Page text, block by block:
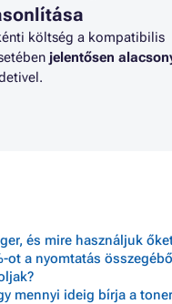
költség a kompatibilis
jelentősen
és mire használjuk
ot a nyomtatás
mennyi ideig bírja a